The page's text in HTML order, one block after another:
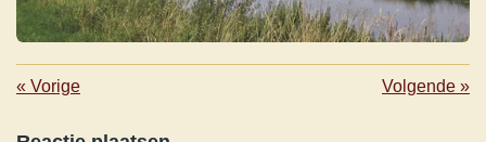
« Vorige Volgende »